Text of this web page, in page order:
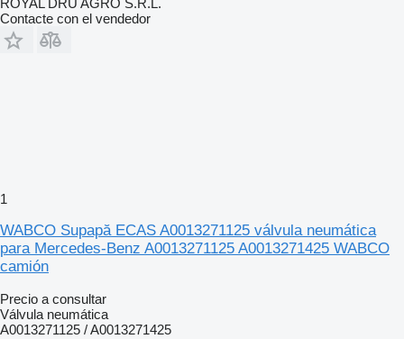
ROYAL DRU AGRO S.R.L.
Contacte con el vendedor
1
WABCO Supapă ECAS A0013271125 válvula neumática
para Mercedes-Benz A0013271125 A0013271425 WABCO
camión
Precio a consultar
Válvula neumática
A0013271125 / A0013271425